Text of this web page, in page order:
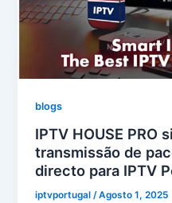
blogs
IPTV HOUSE PRO
transmissão de
directo para IPTV
iptvportugal /Agosto 1, 2025